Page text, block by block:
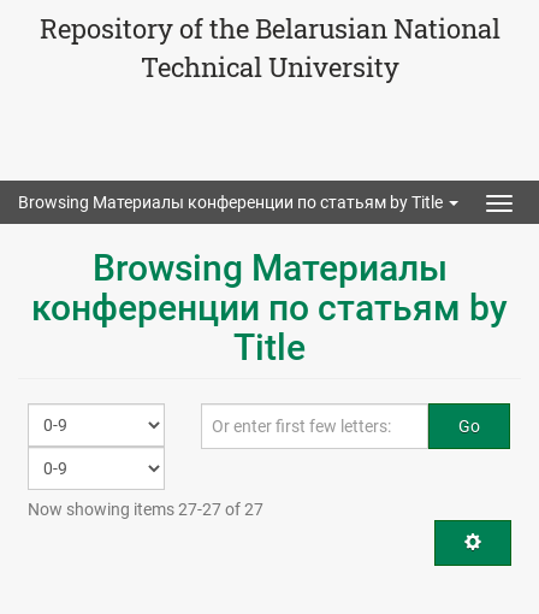
Repository of the Belarusian National
Technical University
Browsing Материалы конференции по статьям by Title
Browsing Материалы
конференции по статьям by
Title
Go
Now showing items 27-27 of 27